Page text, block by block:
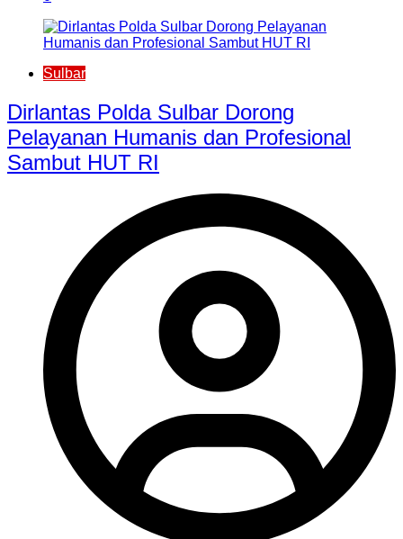
Sulbar
Dirlantas Polda Sulbar Dorong
Pelayanan Humanis dan Profesional
Sambut HUT RI